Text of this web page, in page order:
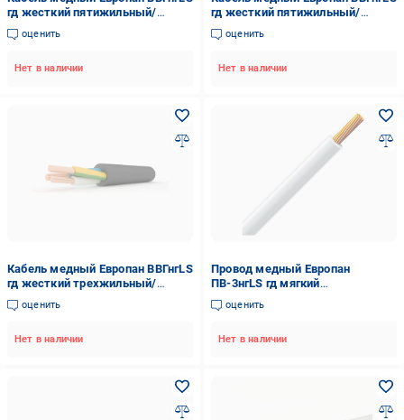
гд жесткий пятижильный/
однопроволочный 5х16 мм2
(1356724-1C)
оценить
Нет в наличии
гд жесткий пятижильный/
однопроволочный 5х1,5 мм2
(1357154-1C)
оценить
Нет в наличии
Кабель медный Европан ВВГнгLS
гд жесткий трехжильный/
однопроволочный 3х1,5 мм2
(1366764-1C)
оценить
Нет в наличии
Провод медный Европан
ПВ-3нгLS гд мягкий
одножильный-
многопроволочный 6 мм2 Белый
оценить
Нет в наличии